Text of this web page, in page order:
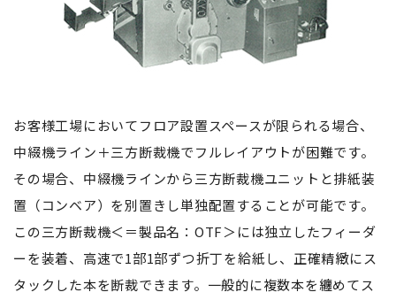
お客様⼯場においてフロア設置スペースが限られる場合、
中綴機ライン＋三⽅断裁機でフルレイアウトが困難です。
その場合、中綴機ラインから三⽅断裁機ユニットと排紙装
置（コンベア）を別置きし単独配置することが可能です。
この三⽅断裁機＜＝製品名：OTF＞には独⽴したフィーダ
ーを装着、⾼速で1部1部ずつ折丁を給紙し、正確精緻にス
タックした本を断裁できます。⼀般的に複数本を纏めてス